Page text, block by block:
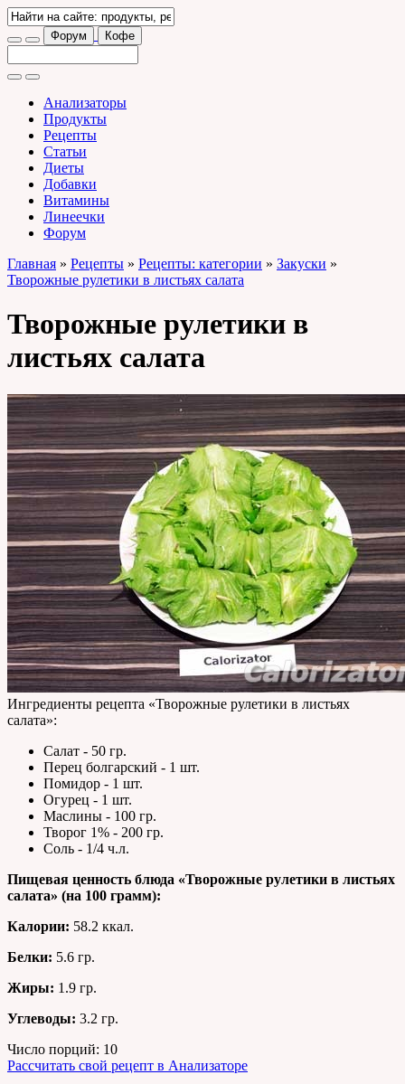
Форум Кофе
Анализаторы
Продукты
Рецепты
Статьи
Диеты
Добавки
Витамины
Линеечки
Форум
Главная » Рецепты » Рецепты: категории » Закуски »
Творожные рулетики в листьях салата
Творожные рулетики в
листьях салата
Ингредиенты рецепта «Творожные рулетики в листьях
салата»:
Салат - 50 гр.
Перец болгарский - 1 шт.
Помидор - 1 шт.
Огурец - 1 шт.
Маслины - 100 гр.
Творог 1% - 200 гр.
Соль - 1/4 ч.л.
Пищевая ценность блюда «Творожные рулетики в листьях
салата» (на 100 грамм):
Калории: 58.2 ккал.
Белки: 5.6 гр.
Жиры: 1.9 гр.
Углеводы: 3.2 гр.
Число порций: 10
Рассчитать свой рецепт в Анализаторе